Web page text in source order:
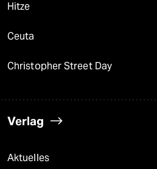
Hitze
Ceuta
Christopher Street Day
Verlag
Aktuelles